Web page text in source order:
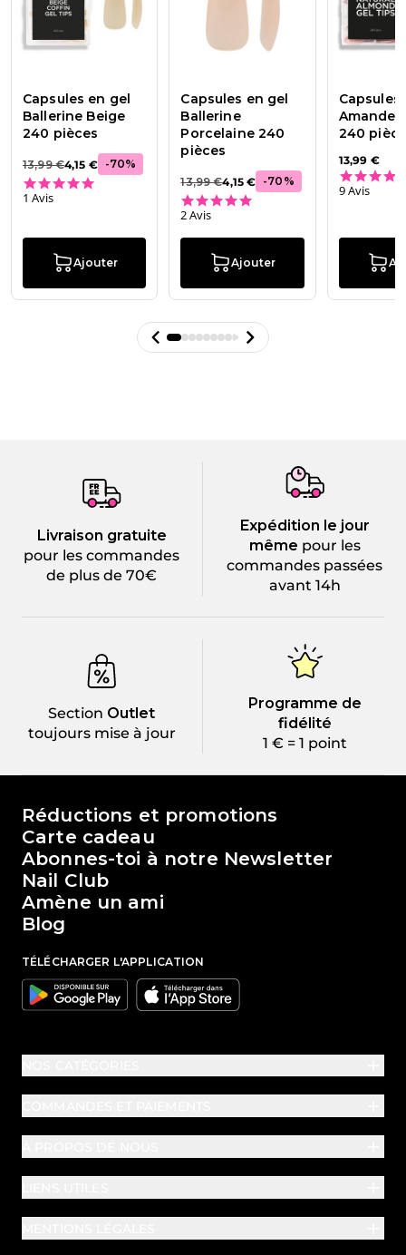
Capsules en gel
Ballerine Beige
240 pièces
13,99 €4,15 € -70%
1 Avis
Ajouter
Capsules en gel
Ballerine
Porcelaine 240
pièces
13,99 €4,15 € -70 %
2 Avis
Ajouter
Capsules
Amande
240
13,99 €
9 Avis
Livraison gratuite
pour les commandes
de plus de 70€
Expédition le jour
même pour les
commandes passées
avant 14h
Section Outlet
toujours mise à jour
Programme de
fidélité
1 € = 1 point
Le monde de Passione Beauty
Réductions et promotions
Carte cadeau
Abonnes-toi à notre Newsletter
Nail Club
Amène un ami
Blog
TÉLÉCHARGER L'APPLICATION
Google Apple